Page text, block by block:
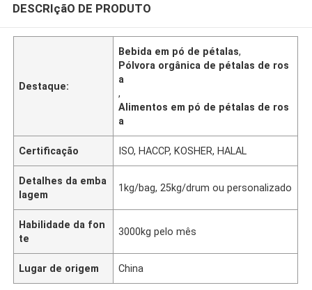
DESCRIçãO DE PRODUTO
Destaque:
Bebida em pó de pétalas,
Pólvora orgânica de pétalas de ros
a
,
Alimentos em pó de pétalas de ros
a
Certificação ISO, HACCP, KOSHER, HALAL
Detalhes da emba
lagem
1kg/bag, 25kg/drum ou personalizado
Habilidade da fon
te
3000kg pelo mês
Lugar de origem China